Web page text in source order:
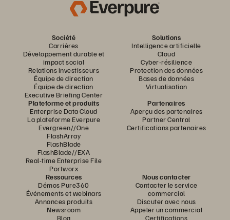
Société
Carrières
Développement durable et
impact social
Relations investisseurs
Équipe de direction
Équipe de direction
Executive Briefing Center
Solutions
Intelligence artificielle
Cloud
Cyber-résilience
Protection des données
Bases de données
Virtualisation
Plateforme et produits
Enterprise Data Cloud
La plateforme Everpure
Evergreen//One
FlashArray
FlashBlade
FlashBlade//EXA
Real-time Enterprise File
Portworx
Partenaires
Aperçu des partenaires
Partner Central
Certifications partenaires
Ressources
Démos Pure360
Événements et webinars
Annonces produits
Newsroom
Blog
Nous contacter
Contacter le service
commercial
Discuter avec nous
Appeler un commercial
Certifications